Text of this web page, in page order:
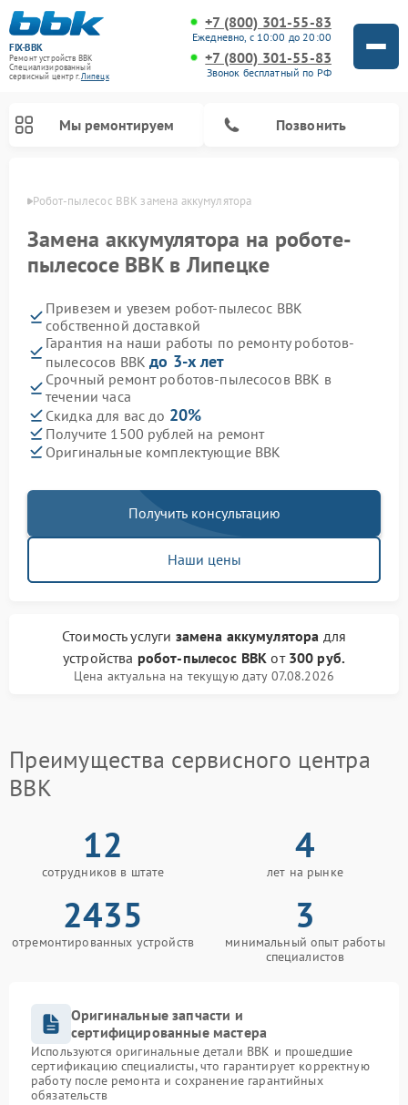
FIX-BBK
Ремонт устройств BBK
Специализированный
cервисный центр г.Липецк
+7 (800) 301-55-83
Ежедневно, с 10:00 до 20:00
+7 (800) 301-55-83
Звонок бесплатный по РФ
Мы ремонтируем Позвонить
Робот-пылесос BBK замена аккумулятора
Замена аккумулятора на роботе-
пылесосе BBK в Липецке
Привезем и увезем робот-пылесос BBK
собственной доставкой
Гарантия на наши работы по ремонту роботов-
пылесосов BBKдо 3-х лет
Срочный ремонт роботов-пылесосов BBK в
течении часа
Скидка для вас до 20%
Получите 1500 рублей на ремонт
Оригинальные комплектующие BBK
Получить консультацию
Наши цены
Стоимость услуги замена аккумулятора для
устройства робот-пылесос BBK от 300 руб.
Цена актуальна на текущую дату 07.08.2026
Преимущества сервисного центра
BBK
12
сотрудников в штате
4
лет на рынке
2435
отремонтированных устройств
3
минимальный опыт работы
специалистов
Оригинальные запчасти и
сертифицированные мастера
Используются оригинальные детали BBK и прошедшие
сертификацию специалисты, что гарантирует корректную
работу после ремонта и сохранение гарантийных
обязательств